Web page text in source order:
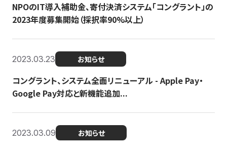
NPOのIT導入補助金、寄付決済システム「コングラント」の
2023年度募集開始（採択率90%以上）
2023.03.23 お知らせ
コングラント、システム全面リニューアル - Apple Pay・
Google Pay対応と新機能追加...
2023.03.09 お知らせ